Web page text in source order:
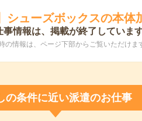
シューズボックスの本
事情報は、掲載が終了しています
の情報は、ページ下部からご覧いただけま
の条件に近い派遣のお仕事